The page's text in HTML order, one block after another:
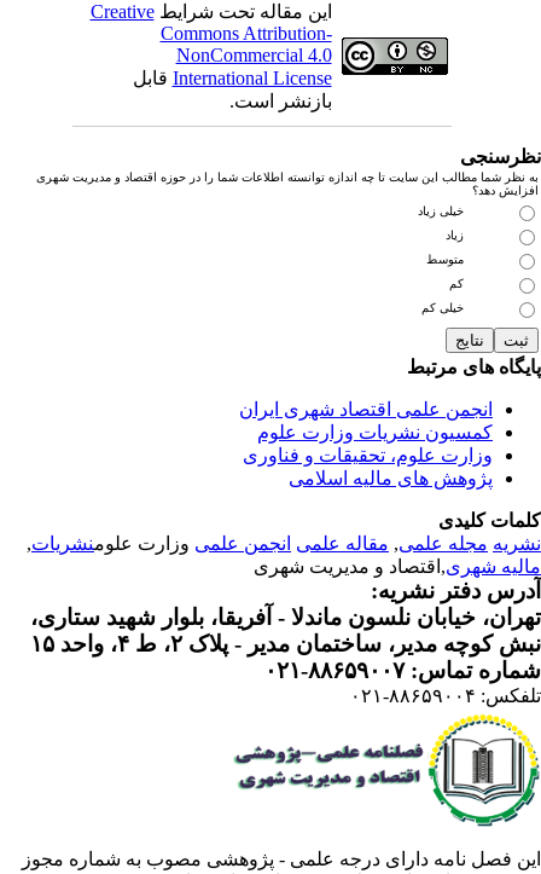
این مقاله تحت شرایطCreative
Commons Attribution-
NonCommercial 4.0
International Licenseقابل
بازنشر است.
نظر شما مطالب این سایت تا چه اندازه توانسته اطلاعات شما را در حوزه اقتصاد و مدیریت شهری
دهد؟
خیلی زیاد
زیاد
متوسط
خیلی کم
های مرتبط
انجمن علمی اقتصاد شهری ایران
کمسیون نشریات وزارت علوم
وزارت علوم، تحقیقات و فناوری
پژوهش های مالیه اسلامی
کلیدی
مجله علمی, مقاله علمی انجمن علمیوزارت علومنشریات,
شهری ,اقتصاد و مدیریت شهری
دفتر نشریه:
خیابان نلسون ماندلا - آفریقا، بلوار شهید ستاری،
کوچه مدیر، ساختمان مدیر - پلاک ۲، ط ۴، واحد ۱۵
تماس: ۸۸۶۵۹۰۰۷-۰۲۱
۸۸۶۵۹۰۰۴-۰۲۱
فصل نامه دارای درجه علمی - پژوهشی مصوب به شماره مجوز